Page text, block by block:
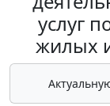
услуг
жилых